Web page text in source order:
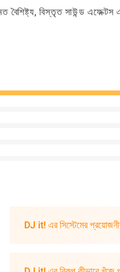
বৈশিষ্ট্য, বিস্তৃত সাউন্ড
DJ it! এর সিস্টেমের